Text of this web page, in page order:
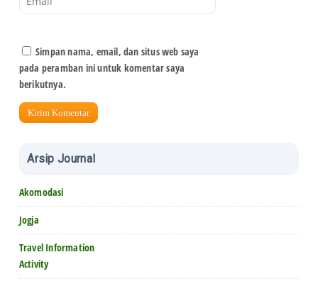
Simpan nama, email, dan situs web saya
pada peramban ini untuk komentar saya
berikutnya.
Arsip Journal
Akomodasi
Jogja
Travel Information
Activity